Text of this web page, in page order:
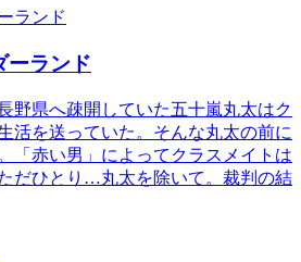
ーランド
野県へ疎開していた五十嵐丸太はク
活を送っていた。そんな丸太の前に
「赤い男」によってクラスメイトは
だひとり…丸太を除いて。裁判の結